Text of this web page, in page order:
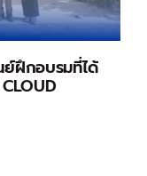
ฝึกอบรมที่ได้